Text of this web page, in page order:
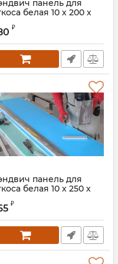
панель для
белая 10 х 200 х
₽
панель для
белая 10 х 250 х
₽